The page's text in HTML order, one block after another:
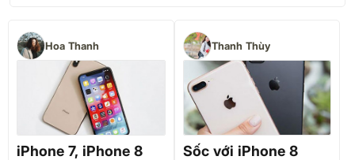
Hoa Thanh
iPhone 7, iPhone 8
Thanh Thùy
Sốc với iPhone 8